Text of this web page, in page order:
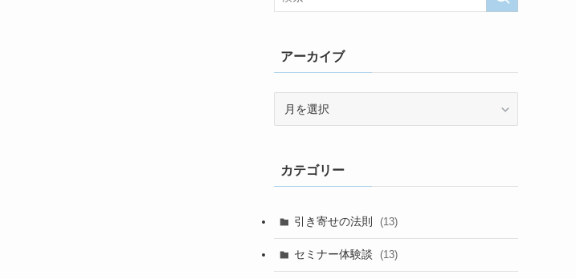
アーカイブ
ブカテゴリー
引き寄せの法則 (13)
セミナー体験談 (13)